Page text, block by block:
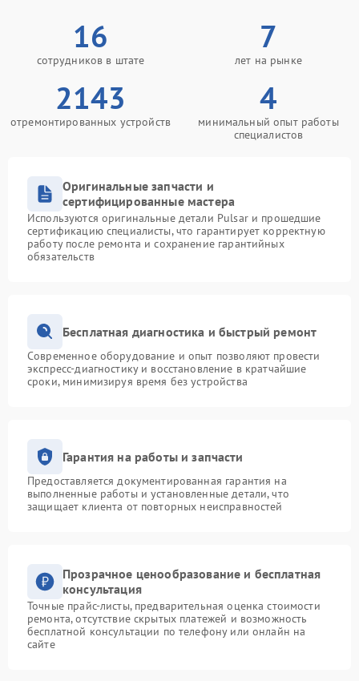
16
сотрудников в штате
7
лет на рынке
2143
отремонтированных устройств
4
минимальный опыт работы
специалистов
Оригинальные запчасти и
сертифицированные мастера
Используются оригинальные детали Pulsar и прошедшие
сертификацию специалисты, что гарантирует корректную
работу после ремонта и сохранение гарантийных
обязательств
Бесплатная диагностика и быстрый ремонт
Современное оборудование и опыт позволяют провести
экспресс-диагностику и восстановление в кратчайшие
сроки, минимизируя время без устройства
Гарантия на работы и запчасти
Предоставляется документированная гарантия на
выполненные работы и установленные детали, что
защищает клиента от повторных неисправностей
Прозрачное ценообразование и бесплатная
консультация
Точные прайс-листы, предварительная оценка стоимости
ремонта, отсутствие скрытых платежей и возможность
бесплатной консультации по телефону или онлайн на
сайте